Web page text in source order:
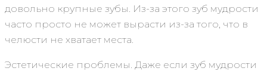
довольно крупные зубы. Из-за этого зуб мудрости
часто просто не может вырасти из-за того, что в
челюсти не хватает места.
Эстетические проблемы. Даже если зуб мудрости